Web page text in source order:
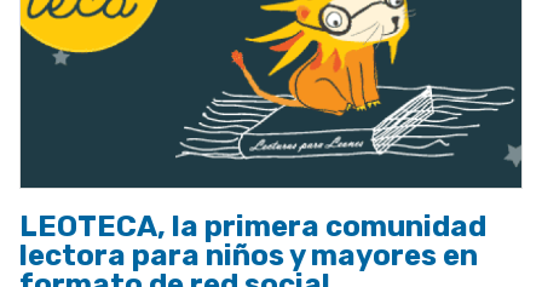
LEOTECA, la primera comunidad
lectora para niños y mayores en